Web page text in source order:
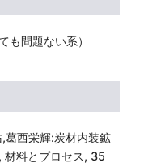
も問題ない系）
葛西栄輝:炭材内装鉱
材料とプロセス, 35